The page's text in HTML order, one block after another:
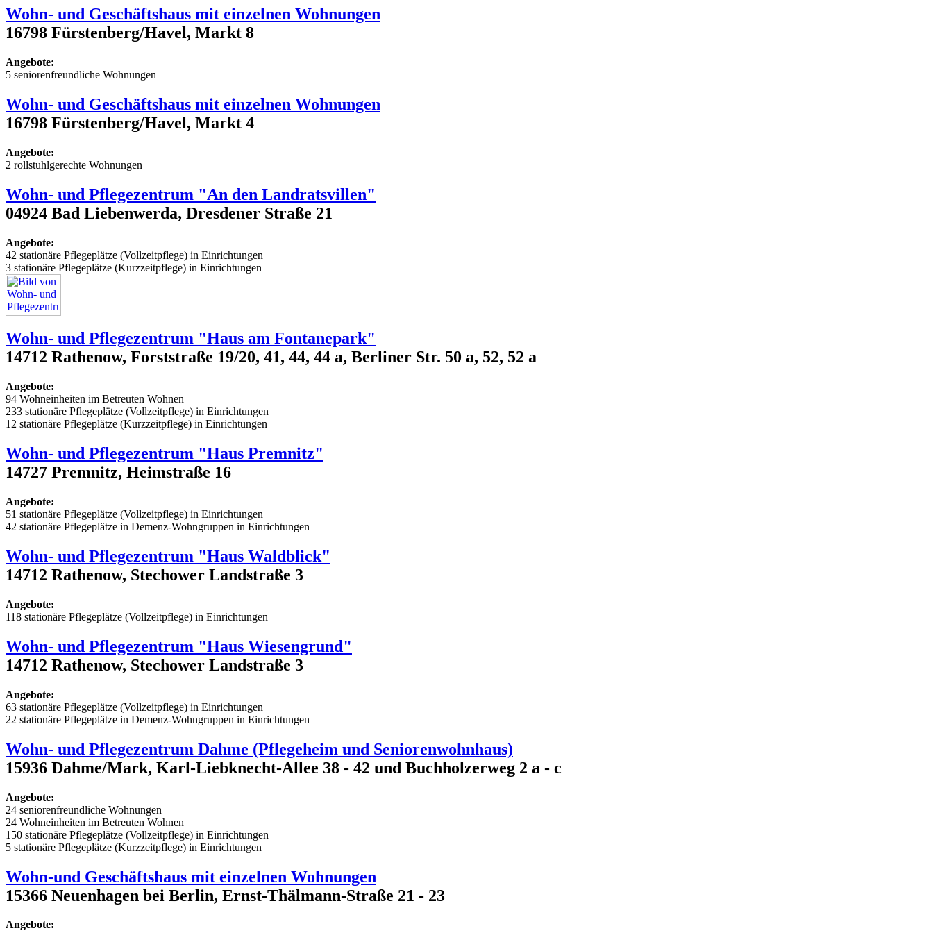
Wohn- und Geschäftshaus mit einzelnen Wohnungen
16798 Fürstenberg/Havel, Markt 8
Angebote:
5 seniorenfreundliche Wohnungen
Wohn- und Geschäftshaus mit einzelnen Wohnungen
16798 Fürstenberg/Havel, Markt 4
Angebote:
2 rollstuhlgerechte Wohnungen
Wohn- und Pflegezentrum "An den Landratsvillen"
04924 Bad Liebenwerda, Dresdener Straße 21
Angebote:
42 stationäre Pflegeplätze (Vollzeitpflege) in Einrichtungen
3 stationäre Pflegeplätze (Kurzzeitpflege) in Einrichtungen
Wohn- und Pflegezentrum "Haus am Fontanepark"
14712 Rathenow, Forststraße 19/20, 41, 44, 44 a, Berliner Str. 50 a, 52, 52 a
Angebote:
94 Wohneinheiten im Betreuten Wohnen
233 stationäre Pflegeplätze (Vollzeitpflege) in Einrichtungen
12 stationäre Pflegeplätze (Kurzzeitpflege) in Einrichtungen
Wohn- und Pflegezentrum "Haus Premnitz"
14727 Premnitz, Heimstraße 16
Angebote:
51 stationäre Pflegeplätze (Vollzeitpflege) in Einrichtungen
42 stationäre Pflegeplätze in Demenz-Wohngruppen in Einrichtungen
Wohn- und Pflegezentrum "Haus Waldblick"
14712 Rathenow, Stechower Landstraße 3
Angebote:
118 stationäre Pflegeplätze (Vollzeitpflege) in Einrichtungen
Wohn- und Pflegezentrum "Haus Wiesengrund"
14712 Rathenow, Stechower Landstraße 3
Angebote:
63 stationäre Pflegeplätze (Vollzeitpflege) in Einrichtungen
22 stationäre Pflegeplätze in Demenz-Wohngruppen in Einrichtungen
Wohn- und Pflegezentrum Dahme (Pflegeheim und Seniorenwohnhaus)
15936 Dahme/Mark, Karl-Liebknecht-Allee 38 - 42 und Buchholzerweg 2 a - c
Angebote:
24 seniorenfreundliche Wohnungen
24 Wohneinheiten im Betreuten Wohnen
150 stationäre Pflegeplätze (Vollzeitpflege) in Einrichtungen
5 stationäre Pflegeplätze (Kurzzeitpflege) in Einrichtungen
Wohn-und Geschäftshaus mit einzelnen Wohnungen
15366 Neuenhagen bei Berlin, Ernst-Thälmann-Straße 21 - 23
Angebote: